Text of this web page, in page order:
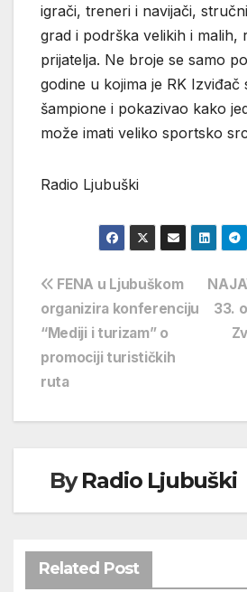
igrači, treneri i navijači,
grad i podrška velikih i malih,
prijatelja. Ne broje se samo
godine u kojima je RK Izviđač
šampione i pokazivao kako
može imati veliko sportsko
Radio Ljubuški
Navigacija
objava
33.
FENA u Ljubuškom
organizira konferenciju
“Mediji i turizam” o
promociji turističkih
ruta
ByRadio Ljubuški
Related Post